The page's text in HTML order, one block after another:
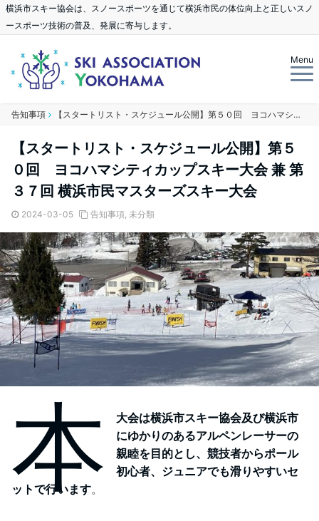
横浜市スキー協会は、スノースポーツを通じて横浜市民の体位向上と正しいスノ
ースポーツ技術の普及、発展に寄与します。
Menu
告知事項 【スタートリスト・スケジュール公開】第５０回 ヨコハマシティカップスキー大会 兼 第３７回 横浜市民マスターズスキー大会
【スタートリスト・スケジュール公開】第５
０回 ヨコハマシティカップスキー大会 兼 第
３７回 横浜市民マスターズスキー大会
2024-03-05 告知事項, 未分類
本
大会は横浜市スキー協会及び横浜市
にゆかりのあるアルペンレーサーの
親睦を目的とし、競技者からポール
初心者、ジュニアでも滑りやすいセ
ットで行います。